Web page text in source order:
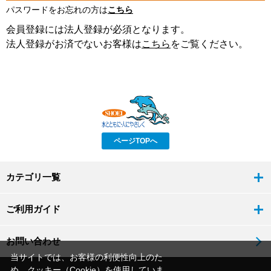
パスワードをお忘れの方はこちら
会員登録には法人登録が必須となります。
法人登録がお済でないお客様はこちら をご覧ください。
ページTOPへ
カテゴリ一覧
ご利用ガイド
お問い合わせ
当サイトでは、お客様の利便性向上のた